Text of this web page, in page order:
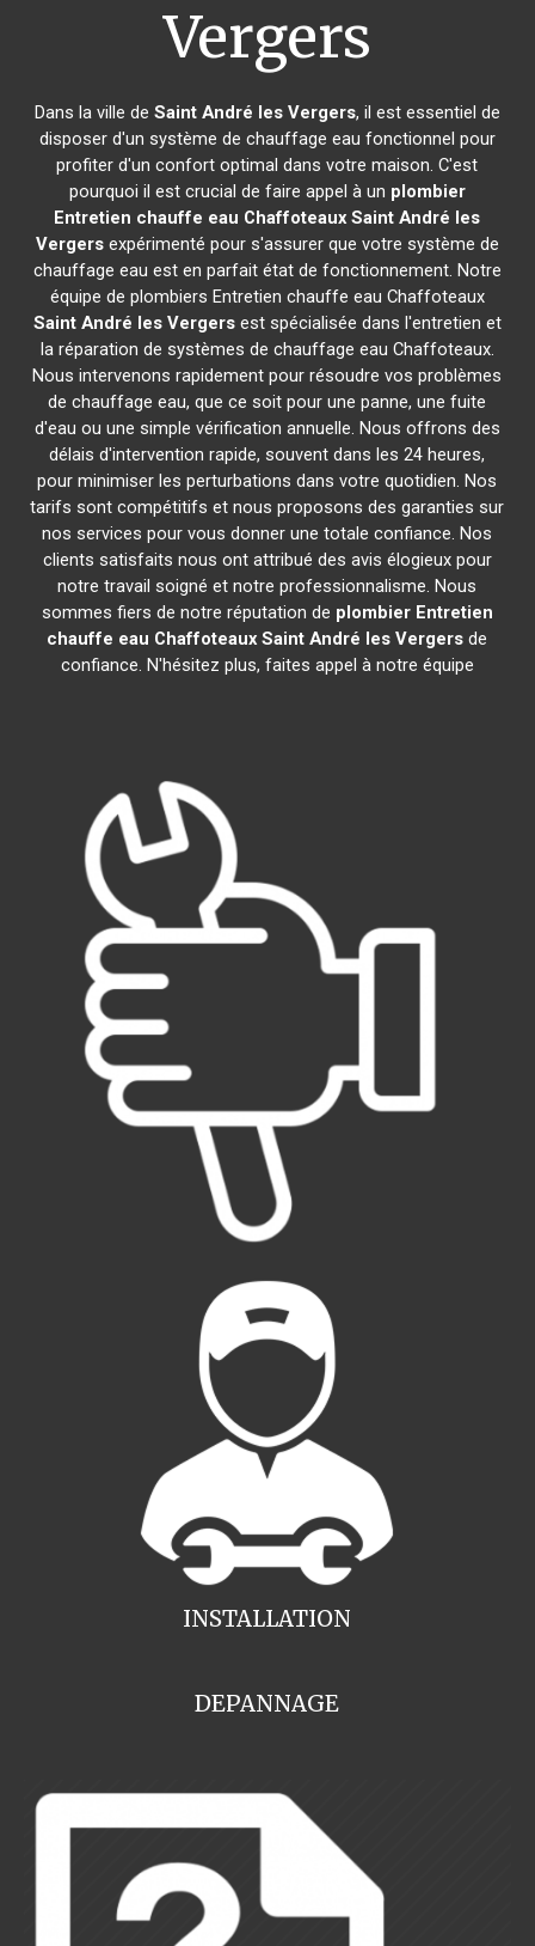
Vergers
Dans la ville de Saint André les Vergers, il est essentiel de
disposer d'un système de chauffage eau fonctionnel pour
profiter d'un confort optimal dans votre maison. C'est
pourquoi il est crucial de faire appel à un plombier
Entretien chauffe eau Chaffoteaux Saint André les
Vergersexpérimenté pour s'assurer que votre système de
chauffage eau est en parfait état de fonctionnement. Notre
équipe de plombiers Entretien chauffe eau Chaffoteaux
Saint André les Vergersest spécialisée dans l'entretien et
la réparation de systèmes de chauffage eau Chaffoteaux.
Nous intervenons rapidement pour résoudre vos problèmes
de chauffage eau, que ce soit pour une panne, une fuite
d'eau ou une simple vérification annuelle. Nous offrons des
délais d'intervention rapide, souvent dans les 24 heures,
pour minimiser les perturbations dans votre quotidien. Nos
tarifs sont compétitifs et nous proposons des garanties sur
nos services pour vous donner une totale confiance. Nos
clients satisfaits nous ont attribué des avis élogieux pour
notre travail soigné et notre professionnalisme. Nous
sommes fiers de notre réputation de plombier Entretien
chauffe eau Chaffoteaux Saint André les Vergers de
confiance. N'hésitez plus, faites appel à notre équipe
INSTALLATION
DEPANNAGE